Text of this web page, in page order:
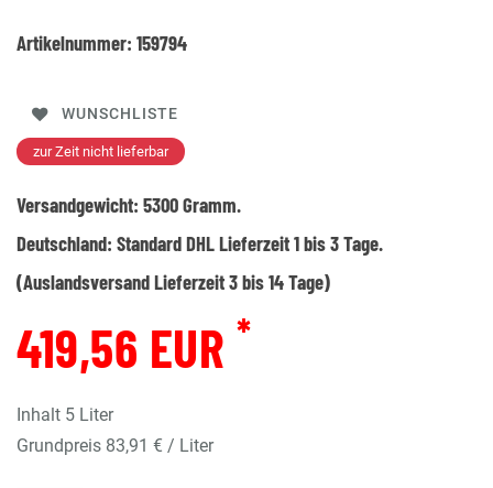
Artikelnummer: 159794
WUNSCHLISTE
zur Zeit nicht lieferbar
Versandgewicht: 5300Gramm.
Deutschland: Standard DHL Lieferzeit 1 bis 3 Tage.
(Auslandsversand Lieferzeit 3 bis 14 Tage)
419,56 EUR *
Inhalt 5 Liter
Grundpreis 83,91 € / Liter